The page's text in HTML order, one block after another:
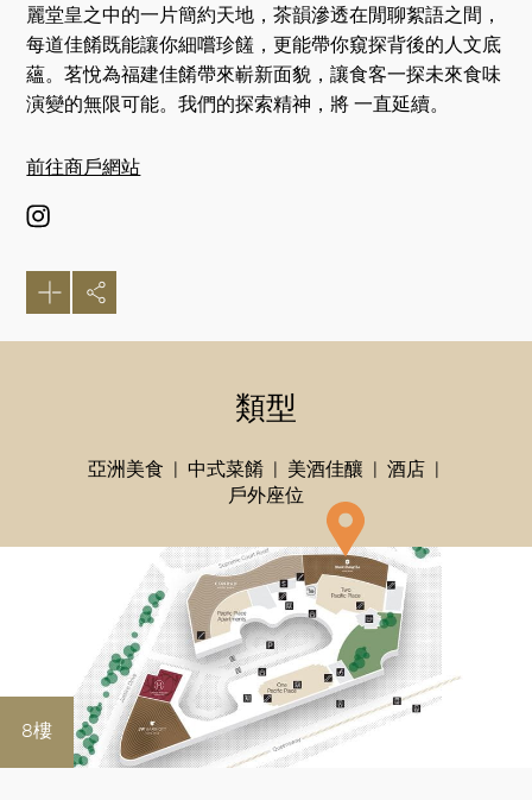
麗堂皇之中的一片簡約天地，茶韻滲透在閒聊絮語之間，
每道佳餚既能讓你細嚐珍饈，更能帶你窺探背後的人文底
蘊。茗悅為福建佳餚帶來嶄新面貌，讓食客一探未來食味
演變的無限可能。我們的探索精神，將 一直延續。
前往商戶網站
類型
亞洲美食 中式菜餚 美酒佳釀
酒店
戶外座位
8樓 好